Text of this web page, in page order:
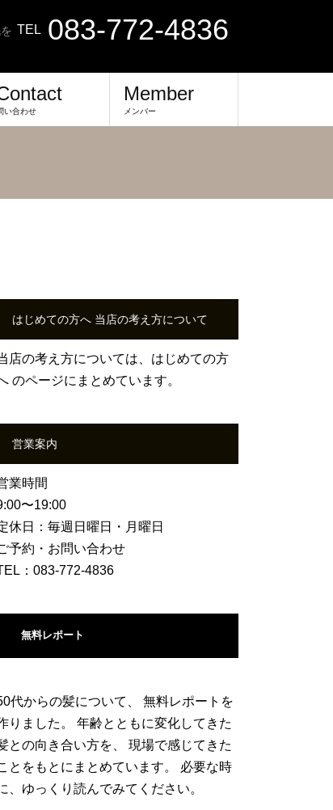
TEL 083-772-4836
い合わせ
Member
メンバー
はじめての方へ 当店の考え方について
店の考え方については、 はじめての方
のページにまとめています。
営業案内
業時間
〜19:00
休日：毎週日曜日・月曜日
予約・お問い合わせ
：083-772-4836
無料レポート
代からの髪について、 無料レポートを
りました。 年齢とともに変化してきた
との向き合い方を、 現場で感じてきた
とをもとにまとめています。 必要な時
、ゆっくり読んでみてください。